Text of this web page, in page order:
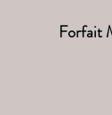
Forfait